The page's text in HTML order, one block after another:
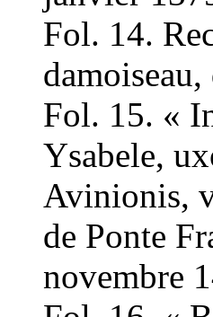
Fol. 14.
Fol. 15. «
Ysabele,
Avinionis,
de Ponte
novembre